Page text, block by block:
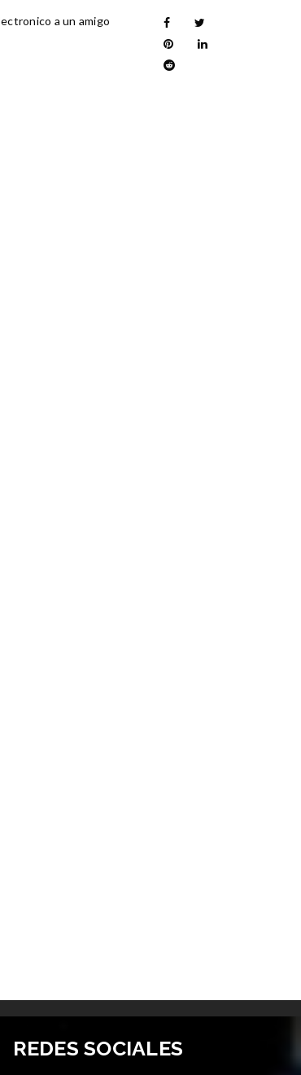
a un amigo
REDES SOCIALES